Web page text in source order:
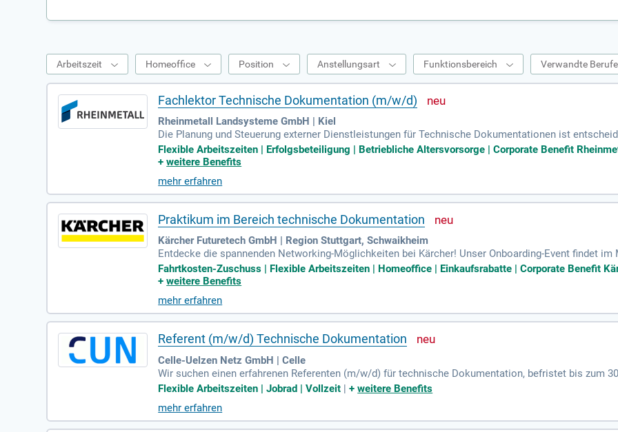
Arbeitszeit Homeoffice Position Anstellungsart Funktionsbereich Verwandte Berufe
Fachlektor Technische Dokumentation (m/w/d)
Rheinmetall Landsysteme GmbH | Kiel
Die Planung und Steuerung externer Dienstleistungen für Technische Dokumentationen ist
fahrzeuge. Unsere Expertise umfasst die Entwicklung interaktiver elektronischer Technischer
M. Wir bewerten Kundenanforderungen präzise und spezifizieren Unterauftragnehmer-Leistungen.
nisches Studium und Erfahrung im militärischen Sektor sind von Vorteil und gewährleisten höchste
Flexible Arbeitszeiten | Erfolgsbeteiligung | Betriebliche Altersvorsorge | Corporate Benefit
+weitere Benefits
mehr erfahren
Praktikum im Bereich technische Dokumentation
Kärcher Futuretech GmbH | Region Stuttgart, Schwaikheim
Entdecke die spannenden Networking-Möglichkeiten bei Kärcher! Unser Onboarding-Event findet im
tieg zu erleichtern. Genieß eine umfassende Einarbeitung sowie individuelle Betreuung in Deiner
n 2.120 Euro und einer flexiblen 35-Stunden-Woche bieten wir Dir einen attraktiven Arbeitsrahmen.
en Rabatten auf unsere Produkte sowie Corporate Benefits!
Fahrtkosten-Zuschuss | Flexible Arbeitszeiten | Homeoffice | Einkaufsrabatte | Corporate Benefit
+weitere Benefits
mehr erfahren
Referent (m/w/d) Technische Dokumentation
Celle-Uelzen Netz GmbH | Celle
Wir suchen einen erfahrenen Referenten (m/w/d) für technische Dokumentation, befristet bis zum
e Analyse und Weiterentwicklung von Prozessen in der technischen Dokumentation sowie die
erstützen Sie bei der Klärung technischer Problemstellungen und übernehmen eine
nern. Die Steuerung externer Dienstleister hinsichtlich Qualität und Termintreue gehört ebenfalls zu
Flexible Arbeitszeiten | Jobrad | Vollzeit |+weitere Benefits
mehr erfahren